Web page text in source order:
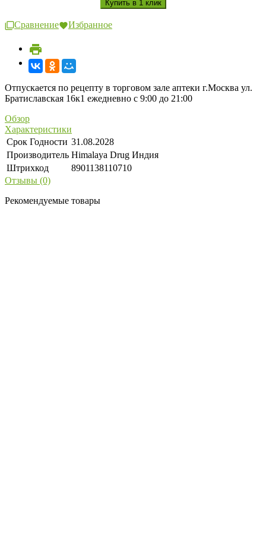
Сравнение Избранное
Отпускается по рецепту в торговом зале аптеки г.Москва ул.
Братиславская 16к1 ежедневно с 9:00 до 21:00
Обзор
Характеристики
Срок Годности 31.08.2028
Производитель Himalaya Drug Индия
Штрихкод
8901138110710
Отзывы (0)
Рекомендуемые товары